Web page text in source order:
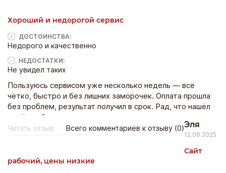
Хороший и недорогой сервис
ДОСТОИНCТВА:
Недорого и качественно
НЕДОСТАТКИ:
Не увидел таких
Пользуюсь сервисом уже несколько недель — всё
чётко, быстро и без лишних заморочек. Оплата прошла
без проблем, результат получил в срок. Рад, что нашёл
надёжный сервис.
Читать отзыв Всего комментариев к отзыву (0)Эля
12.06.2025
Сайт
рабочий, цены низкие